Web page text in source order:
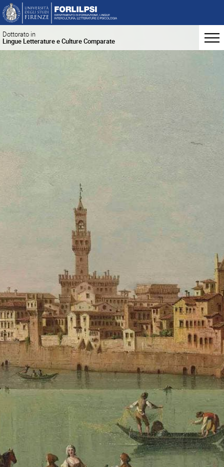
Dottorato in
Lingue Letterature e Culture Comparate